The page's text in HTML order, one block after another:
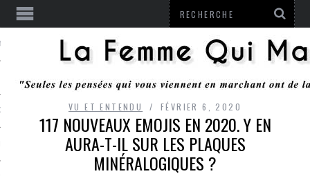
RESTER VU ET ENTENDU FÉVRIER 6, 2020
117 NOUVEAUX EMOJIS EN 2020. Y EN
AURA-T-IL SUR LES PLAQUES
MINÉRALOGIQUES ?